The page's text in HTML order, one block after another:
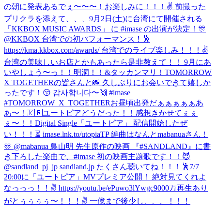
の朝に発表あるでぇ〜〜〜！お楽しみに！！！✌️ 前撮った
プリクラを添えて、、、 9月2日(土)に台湾にて開催される
「KKBOX MUSIC AWARDS」 に #imase の出演が決定！🎊
@KKBOX 台湾での初パフォーマンス！🕺
https://kma.kkbox.com/awards/ 台湾でのライブ楽しみ！！！✌️
台湾の美味しいお店とかもあったら是非教えて！！ 9月にあ
いやしょう〜っ！！ 明洞！！&タッカンマリ！ TOMORROW
X TOGETHERの皆さんと📸 久しぶりにお会いできて嬉しか
ったです！😚 감사합니다〜🙌 #imase
#TOMORROW_X_TOGETHERお昼頃出発だぁぁぁぁぁあ
あ〜！🇰🇷ユートピアどうだった！！感想きかせてぇぇ
ぇ〜！！ Digital Single「ユートピア」 配信開始したぜ
い！！！⏳ imase.lnk.to/utopiaTP 編曲はなんとmabanuaさん！
🫶 @mabanua 鳥山明 先生原作の映画 『#SANDLAND』に書
き下ろした楽曲で、#imase 初の映画主題歌です！！😈
@sandland_pj_jp sandland.jp たくさん聴いてね！！！🕺 7/7
20:00に「ユートピア」MVプレミア公開！ 絶対見てくれよ
なっっっ！！✌️ https://youtu.be/ePuwo3lYwgc9000万再生あり
がとぅぅぅぅ〜！！！✌️ 一億まで後少し、、、！！！